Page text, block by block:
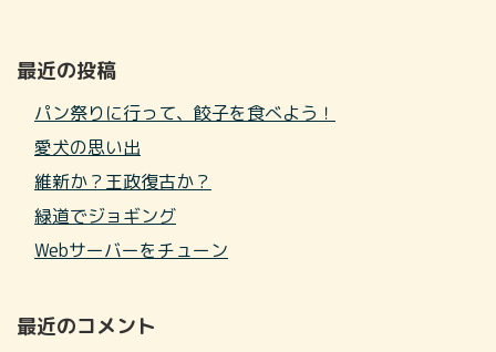
最近の投稿
パン祭りに行って、餃子を食べよう！
愛犬の思い出
維新か？王政復古か？
緑道でジョギング
Webサーバーをチューン
最近のコメント